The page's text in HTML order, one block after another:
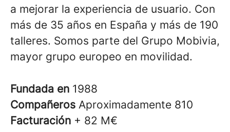
a mejorar la experiencia de usuario. Con
más de 35 años en España y más de 190
talleres. Somos parte del Grupo Mobivia,
mayor grupo europeo en movilidad.
Fundada en 1988
Compañeros Aproximadamente 810
Facturación + 82 M€